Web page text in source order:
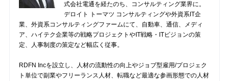
式会社電通を経たのち、コンサルティング業界に。
デロイト トーマツ コンサルティングや外資系IT企
業、外資系コンサルティングファームにて、自動車、通信、メディ
ア、ハイテク企業等の戦略プロジェクトやIT戦略・ITビジョンの策
定、人事制度の策定など幅広く従事。
RDFN Incを設立し、人材の流動性の向上やジョブ型雇用/プロジェク
ト単位で副業やフリーランス人材、転職など最適な参画形態での人材